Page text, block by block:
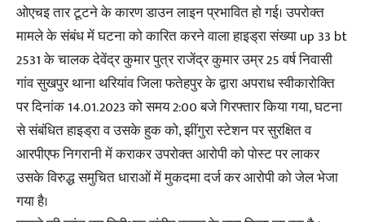
ओएचइ तार टूटने के कारण डाउन लाइन प्रभावित हो गई। उपरोक्त
मामले के संबंध में घटना को कारित करने वाला हाइड्रा संख्या up 33 bt
2531 के चालक देवेंद्र कुमार पुत्र राजेंद्र कुमार उम्र 25 वर्ष निवासी
गांव सुखपुर थाना थरियांव जिला फतेहपुर के द्वारा अपराध स्वीकारोक्ति
पर दिनांक 14.01.2023 को समय 2:00 बजे गिरफ्तार किया गया, घटना
से संबंधित हाइड्रा व उसके हुक को, झींगुरा स्टेशन पर सुरक्षित व
आरपीएफ निगरानी में कराकर उपरोक्त आरोपी को पोस्ट पर लाकर
उसके विरुद्ध समुचित धाराओं में मुकदमा दर्ज कर आरोपी को जेल भेजा
गया है।